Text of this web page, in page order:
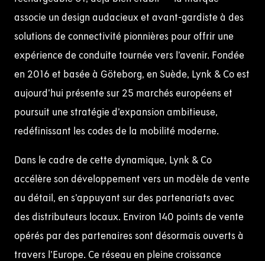
associe un design audacieux et avant-gardiste à des
solutions de connectivité pionnières pour offrir une
expérience de conduite tournée vers l’avenir. Fondée
en 2016 et basée à Göteborg, en Suède, Lynk & Co est
aujourd’hui présente sur 25 marchés européens et
poursuit une stratégie d’expansion ambitieuse,
redéfinissant les codes de la mobilité moderne.
Dans le cadre de cette dynamique, Lynk & Co
accélère son développement vers un modèle de vente
au détail, en s’appuyant sur des partenariats avec
des distributeurs locaux. Environ 140 points de vente
opérés par des partenaires sont désormais ouverts à
travers l’Europe. Ce réseau en pleine croissance